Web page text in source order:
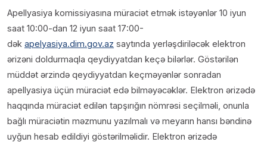
Apellyasiya komissiyasına müraciət etmək istəyənlər 10 iyun
saat 10:00-dan 12 iyun saat 17:00-
dək apelyasiya.dim.gov.az saytında yerləşdiriləcək elektron
ərizəni doldurmaqla qeydiyyatdan keçə bilərlər. Göstərilən
müddət ərzində qeydiyyatdan keçməyənlər sonradan
apellyasiya üçün müraciət edə bilməyəcəklər. Elektron ərizədə
haqqında müraciət edilən tapşırığın nömrəsi seçilməli, onunla
bağlı müraciətin məzmunu yazılmalı və meyarın hansı bəndinə
uyğun hesab edildiyi göstərilməlidir. Elektron ərizədə